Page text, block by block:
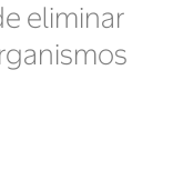
eliminar